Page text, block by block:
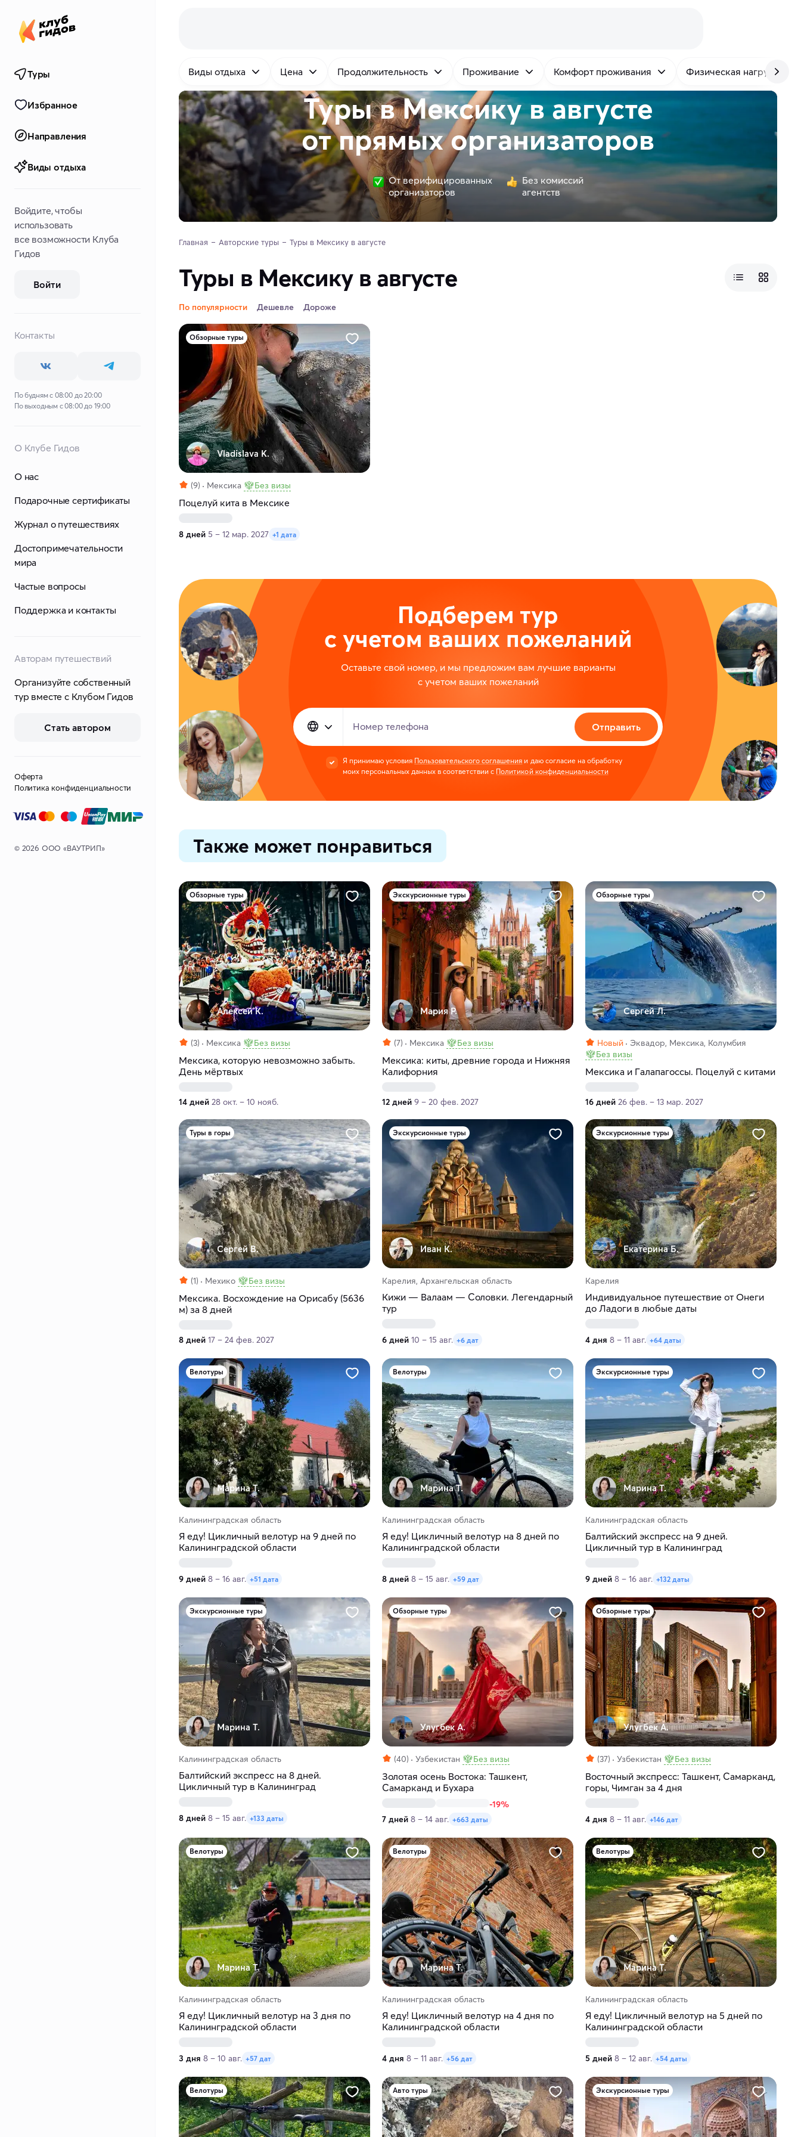
Туры
Избранное
Направления
Виды отдыха
Войдите, чтобы
использовать
все возможности Клуба
Гидов
Войти
Контакты
По будням с 08:00 до 20:00
По выходным с 08:00 до 19:00
О Клубе Гидов
О нас
Подарочные сертификаты
Журнал о путешествиях
Достопримечательности
мира
Частые вопросы
Поддержка и контакты
Авторам путешествий
Организуйте собственный
тур вместе с Клубом Гидов
Стать автором
Оферта
Политика конфиденциальности
© 2026 ООО «ВАУТРИП»
Виды отдыха Цена Продолжительность Проживание Комфорт проживания Физическая нагрузка
Туры в Мексику в августе
отпрямыхорганизаторов
От верифицированных
организаторов
Без комиссий
агентств
Главная Авторские туры Туры в Мексику в августе
Туры в Мексику в августе
По популярности Дешевле Дороже
Обзорные туры
Vladislava K.
(9) Мексика Без визы
Поцелуй кита в Мексике
8 дней 5 – 12 мар. 2027 +1 дата
Подберем тур
с учетом ваших пожеланий
Оставьте свой номер, и мы предложим вам лучшие варианты
с учетом ваших пожеланий
Номер телефона Отправить
Я принимаю условия Пользовательского соглашения и даю согласие на обработку
моих персональных данных в соответствии с Политикой конфиденциальности
Также может понравиться
Обзорные туры
Алексей К.
(3) Мексика Без визы
Мексика, которую невозможно забыть.
День мёртвых
14 дней 28 окт. – 10 нояб.
Экскурсионные туры
Мария Р.
(7) Мексика Без визы
Мексика: киты, древние города и Нижняя
Калифорния
12 дней 9 – 20 фев. 2027
Обзорные туры
Сергей Л.
Новый
Эквадор, Мексика, Колумбия
Без визы
Мексика и Галапагоссы. Поцелуй с китами
16 дней 26 фев. – 13 мар. 2027
Туры в горы
Сергей В.
(1) Мехико Без визы
Мексика. Восхождение на Орисабу (5636
м) за 8 дней
8 дней 17 – 24 фев. 2027
Экскурсионные туры
Иван К.
Карелия, Архангельская область
Кижи — Валаам — Соловки. Легендарный
тур
6 дней 10 – 15 авг. +6 дат
Экскурсионные туры
Екатерина Б.
Карелия
Индивидуальное путешествие от Онеги
до Ладоги в любые даты
4 дня 8 – 11 авг. +64 даты
Велотуры
Марина Т.
Калининградская область
Я еду! Цикличный велотур на 9 дней по
Калининградской области
9 дней 8 – 16 авг. +51 дата
Велотуры
Марина Т.
Калининградская область
Я еду! Цикличный велотур на 8 дней по
Калининградской области
8 дней 8 – 15 авг. +59 дат
Экскурсионные туры
Марина Т.
Калининградская область
Балтийский экспресс на 9 дней.
Цикличный тур в Калининград
9 дней 8 – 16 авг. +132 даты
Экскурсионные туры
Марина Т.
Калининградская область
Балтийский экспресс на 8 дней.
Цикличный тур в Калининград
8 дней 8 – 15 авг. +133 даты
Обзорные туры
Улугбек А.
(40) Узбекистан Без визы
Золотая осень Востока: Ташкент,
Самарканд и Бухара
-19%
7 дней 8 – 14 авг. +663 даты
Обзорные туры
Улугбек А.
(37) Узбекистан Без визы
Восточный экспресс: Ташкент, Самарканд,
горы, Чимган за 4 дня
4 дня 8 – 11 авг. +146 дат
Велотуры
Марина Т.
Калининградская область
Я еду! Цикличный велотур на 3 дня по
Калининградской области
3 дня 8 – 10 авг. +57 дат
Велотуры
Марина Т.
Калининградская область
Я еду! Цикличный велотур на 4 дня по
Калининградской области
4 дня 8 – 11 авг. +56 дат
Велотуры
Марина Т.
Калининградская область
Я еду! Цикличный велотур на 5 дней по
Калининградской области
5 дней 8 – 12 авг. +54 даты
Велотуры Авто туры Экскурсионные туры